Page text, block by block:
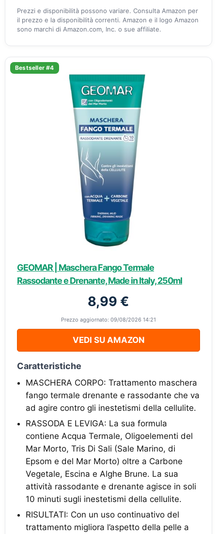
Prezzi e disponibilità possono variare. Consulta Amazon per
il prezzo e la disponibilità correnti. Amazon e il logo Amazon
sono marchi di Amazon.com, Inc. o sue affiliate.
Bestseller #4
GEOMAR | Maschera Fango Termale
Rassodante e Drenante, Made in Italy, 250ml
8,99 €
Prezzo aggiornato: 09/08/2026 14:21
VEDI SU AMAZON
Caratteristiche
MASCHERA CORPO: Trattamento maschera
fango termale drenante e rassodante che va
ad agire contro gli inestetismi della cellulite.
RASSODA E LEVIGA: La sua formula
contiene Acqua Termale, Oligoelementi del
Mar Morto, Tris Di Sali (Sale Marino, di
Epsom e del Mar Morto) oltre a Carbone
Vegetale, Escina e Alghe Brune. La sua
attività rassodante e drenante agisce in soli
10 minuti sugli inestetismi della cellulite.
RISULTATI: Con un uso continuativo del
trattamento migliora l’aspetto della pelle a